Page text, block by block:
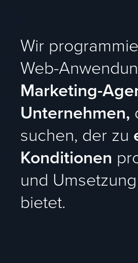
Wir
Web-
Marketing-
Unternehmen,
suchen, der zu
Konditionen
und
bietet.